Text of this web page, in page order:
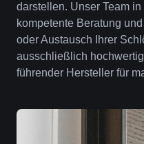
darstellen. Unser Team
kompetente Beratung
oder Austausch Ihrer
ausschließlich
führender Hersteller für